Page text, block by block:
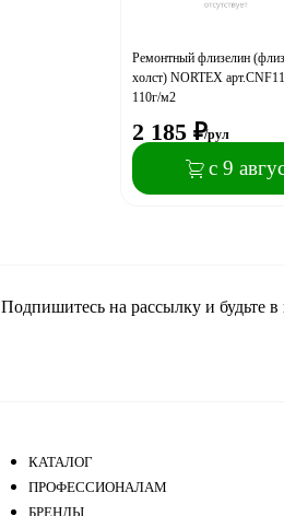
Ремонтный флизелин
холст) NORTEX
110г/м2
2 185 ₽/рул
с 9
Подпишитесь на рассылку и будьте
КАТАЛОГ
ПРОФЕССИОНАЛАМ
БРЕНДЫ